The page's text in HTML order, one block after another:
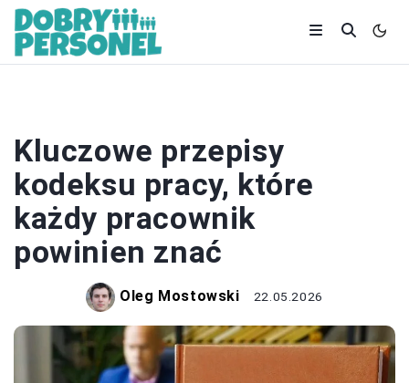
Kluczowe przepisy
kodeksu pracy, które
każdy pracownik
powinien znać
Oleg Mostowski 22.05.2026